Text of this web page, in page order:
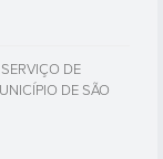
DE
DE SÃO